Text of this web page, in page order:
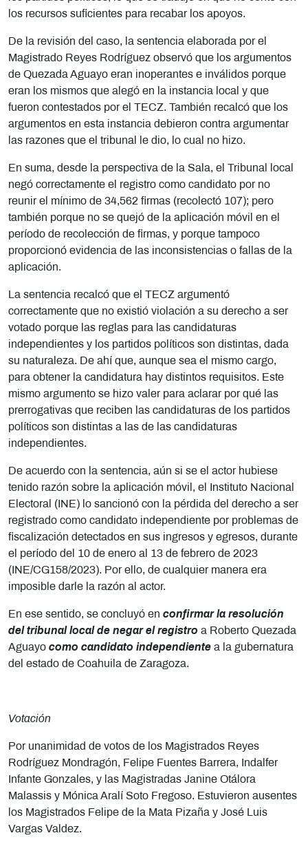
los recursos suficientes para recabar los apoyos.
De la revisión del caso, la sentencia elaborada por el
Magistrado Reyes Rodríguez observó que los argumentos
de Quezada Aguayo eran inoperantes e inválidos porque
eran los mismos que alegó en la instancia local y que
fueron contestados por el TECZ. También recalcó que los
argumentos en esta instancia debieron contra argumentar
las razones que el tribunal le dio, lo cual no hizo.
En suma, desde la perspectiva de la Sala, el Tribunal local
negó correctamente el registro como candidato por no
reunir el mínimo de 34,562 firmas (recolectó 107); pero
también porque no se quejó de la aplicación móvil en el
período de recolección de firmas, y porque tampoco
proporcionó evidencia de las inconsistencias o fallas de la
aplicación.
La sentencia recalcó que el TECZ argumentó
correctamente que no existió violación a su derecho a ser
votado porque las reglas para las candidaturas
independientes y los partidos políticos son distintas, dada
su naturaleza. De ahí que, aunque sea el mismo cargo,
para obtener la candidatura hay distintos requisitos. Este
mismo argumento se hizo valer para aclarar por qué las
prerrogativas que reciben las candidaturas de los partidos
políticos son distintas a las de las candidaturas
independientes.
De acuerdo con la sentencia, aún si se el actor hubiese
tenido razón sobre la aplicación móvil, el Instituto Nacional
Electoral (INE) lo sancionó con la pérdida del derecho a ser
registrado como candidato independiente por problemas de
fiscalización detectados en sus ingresos y egresos, durante
el período del 10 de enero al 13 de febrero de 2023
(INE/CG158/2023). Por ello, de cualquier manera era
imposible darle la razón al actor.
En ese sentido, se concluyó en confirmar la resolución
del tribunal local de negar el registro a Roberto Quezada
Aguayo como candidato independiente a la gubernatura
del estado de Coahuila de Zaragoza.
Votación
Por unanimidad de votos de los Magistrados Reyes
Rodríguez Mondragón, Felipe Fuentes Barrera, Indalfer
Infante Gonzales, y las Magistradas Janine Otálora
Malassis y Mónica Aralí Soto Fregoso. Estuvieron ausentes
los Magistrados Felipe de la Mata Pizaña y José Luis
Vargas Valdez.